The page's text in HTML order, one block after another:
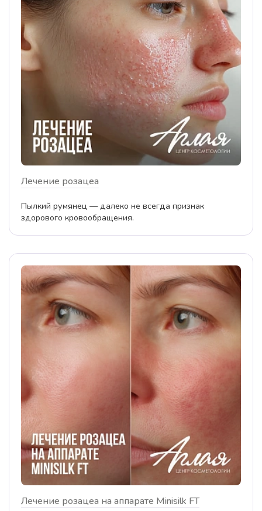
Лечение розацеа
Пылкий румянец — далеко не всегда признак
здорового кровообращения.
Лечение розацеа на аппарате Minisilk FT